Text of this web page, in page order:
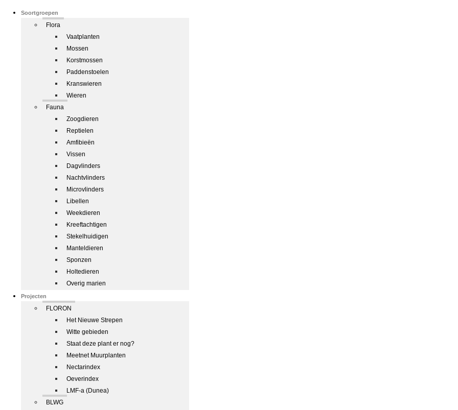
Soortgroepen
Flora
Vaatplanten
Mossen
Korstmossen
Paddenstoelen
Kranswieren
Wieren
Fauna
Zoogdieren
Reptielen
Amfibieën
Vissen
Dagvlinders
Nachtvlinders
Microvlinders
Libellen
Weekdieren
Kreeftachtigen
Stekelhuidigen
Manteldieren
Sponzen
Holtedieren
Overig marien
Projecten
FLORON
Het Nieuwe Strepen
Witte gebieden
Staat deze plant er nog?
Meetnet Muurplanten
Nectarindex
Oeverindex
LMF-a (Dunea)
BLWG